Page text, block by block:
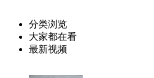
分类浏览
大家都在看
最新视频